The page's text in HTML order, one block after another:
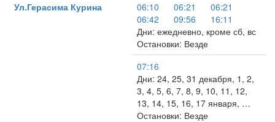
Ул.Герасима Курина
06:10 06:21
06:21
06:42
09:56
16:11
Дни: ежедневно, кроме сб, вс
Остановки: Везде
07:16
Дни: 24, 25, 31 декабря, 1, 2,
3, 4, 5, 6, 7, 8, 9, 10, 11, 12,
13, 14, 15, 16, 17 января, …
Остановки: Везде